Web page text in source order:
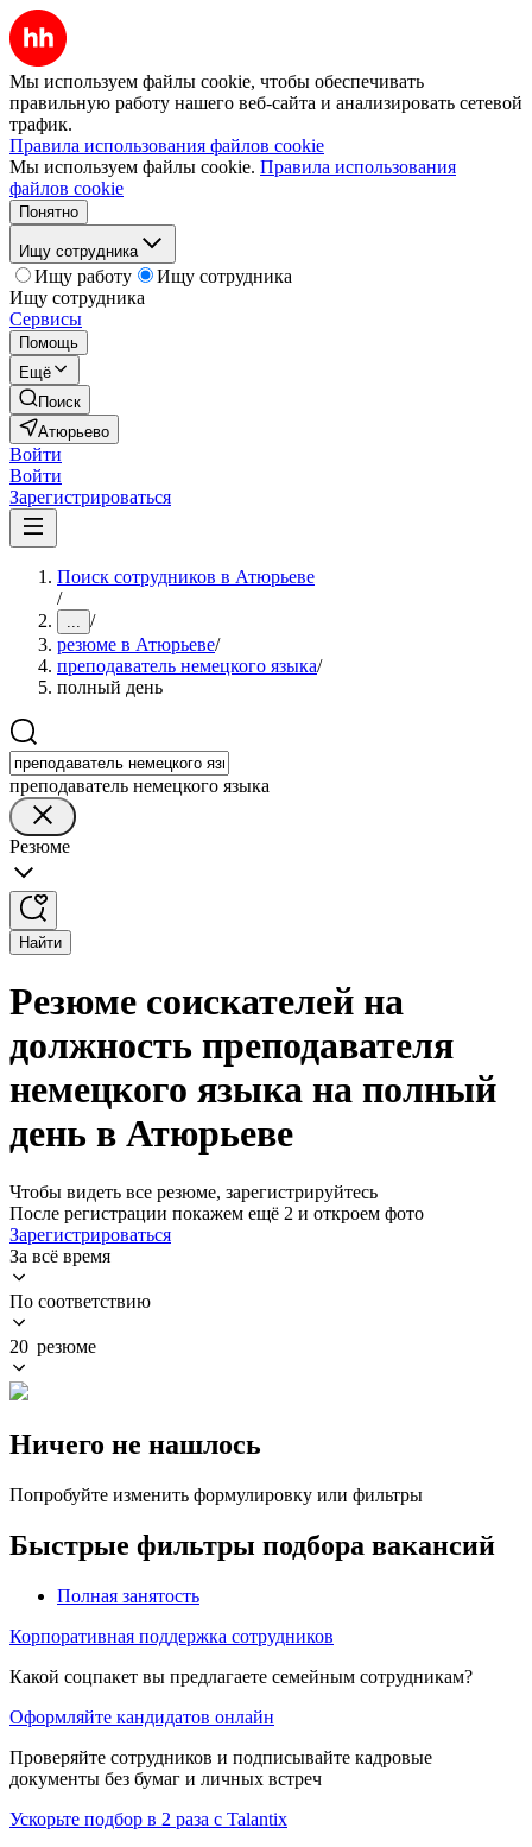
Мы используем файлы cookie, чтобы обеспечивать
правильную работу нашего веб-сайта и анализировать сетевой
трафик.
Правила использования файлов cookie
Мы используем файлы cookie. Правила использования
файлов cookie
Понятно
Ищу сотрудника
Ищу работу
Ищу сотрудника
Ищу сотрудника
Сервисы
Помощь
Ещё
Поиск
Атюрьево
Войти
Войти
Зарегистрироваться
Поиск сотрудников в Атюрьеве
/
... /
резюме в Атюрьеве/
преподаватель немецкого языка/
полный день
преподаватель немецкого языка
Резюме
Найти
Резюме соискателей на
должность преподавателя
немецкого языка на полный
день в Атюрьеве
Чтобы видеть все резюме, зарегистрируйтесь
После регистрации покажем ещё 2 и откроем фото
Зарегистрироваться
За всё время
По соответствию
20 резюме
Ничего не нашлось
Попробуйте изменить формулировку или фильтры
Быстрые фильтры подбора вакансий
Полная занятость
Корпоративная поддержка сотрудников
Какой соцпакет вы предлагаете семейным сотрудникам?
Оформляйте кандидатов онлайн
Проверяйте сотрудников и подписывайте кадровые
документы без бумаг и личных встреч
Ускорьте подбор в 2 раза с Talantix